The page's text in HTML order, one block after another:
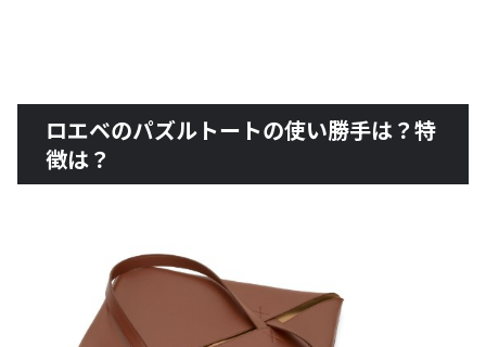
ロエベのパズルトートの使い勝手は？特
徴は？